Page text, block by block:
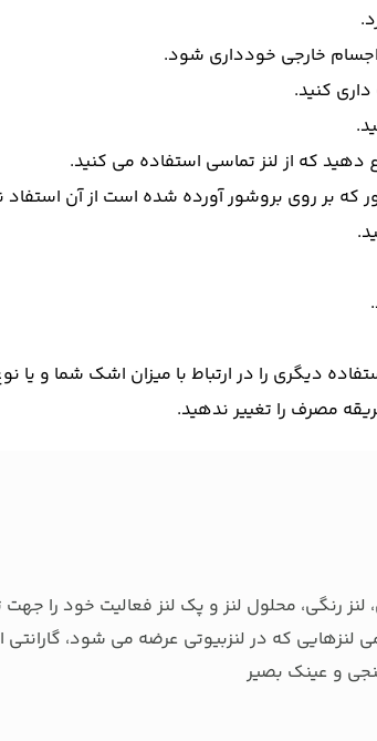
خارجی خودداری شود.
کنید.
که از لنز تماسی استفاده می کنید.
بر روی بروشور آورده شده است از آن استفاد
دیگری را در ارتباط با میزان اشک شما و یا
مصرف را تغییر ندهید.
رنگی، محلول لنز و پک لنز فعالیت خود را
لنزهایی که در لنزبیوتی عرضه می شود، گارانتی